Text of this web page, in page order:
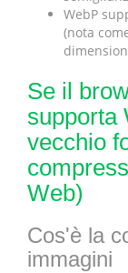
WebP
(nota
Se il
supporta
vecchio
Web)
Cos'è la
immagini